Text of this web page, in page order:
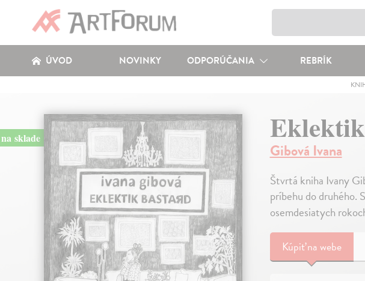
ÚVOD NOVINKY ODPORÚČANIA REBRÍK
na sklade
Gibová Ivana
Štvrtá kniha Ivany
príbehu do druhého.
osemdesiatych
Kúpiťna webe